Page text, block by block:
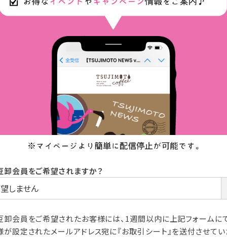
卸会員をご希望されますか？
卸会員をご希望されたお客様には、1週間以内に上記フォームに
が設定されたメールアドレス宛に『お取引シート』を送付させてい